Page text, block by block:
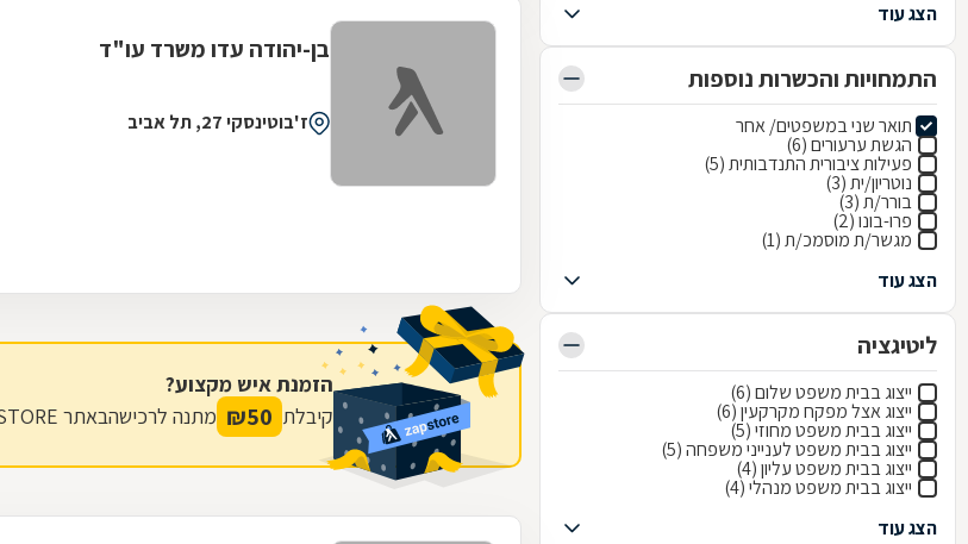
הצג עוד
התמחויות והכשרות נוספות
תואר שני במשפטים/ אחר
הגשת ערעורים (6)
פעילות ציבורית התנדבותית (5)
נוטריון/ית (3)
בורר/ת (3)
פרו-בונו (2)
מגשר/ת מוסמכ/ת (1)
הצג עוד
ליטיגציה
ייצוג בבית משפט שלום (6)
ייצוג אצל מפקח מקרקעין (6)
ייצוג בבית משפט מחוזי (5)
ייצוג בבית משפט לענייני משפחה (5)
ייצוג בבית משפט עליון (4)
ייצוג בבית משפט מנהלי (4)
הצג עוד
בן-יהודה עדו משרד עו"ד
ז'בוטינסקי 27, תל אביב
הזמנת איש מקצוע?
קיבלת 50
₪ מתנה לרכישהבאתר ZAPSTORE